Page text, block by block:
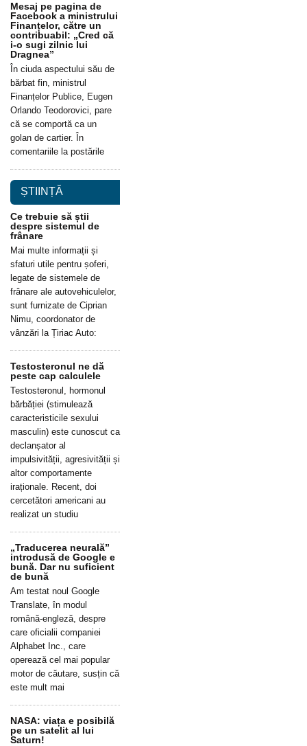
Mesaj pe pagina de
Facebook a ministrului
Finanțelor, către un
contribuabil: „Cred că
i-o sugi zilnic lui
Dragnea”
În ciuda aspectului său de
bărbat fin, ministrul
Finanțelor Publice, Eugen
Orlando Teodorovici, pare
că se comportă ca un
golan de cartier. În
comentariile la postările
ȘTIINȚĂ
Ce trebuie să știi
despre sistemul de
frânare
Mai multe informații și
sfaturi utile pentru șoferi,
legate de sistemele de
frânare ale autovehiculelor,
sunt furnizate de Ciprian
Nimu, coordonator de
vânzări la Țiriac Auto:
Testosteronul ne dă
peste cap calculele
Testosteronul, hormonul
bărbăției (stimulează
caracteristicile sexului
masculin) este cunoscut ca
declanșator al
impulsivității, agresivității și
altor comportamente
iraționale. Recent, doi
cercetători americani au
realizat un studiu
„Traducerea neurală”
introdusă de Google e
bună. Dar nu suficient
de bună
Am testat noul Google
Translate, în modul
română-engleză, despre
care oficialii companiei
Alphabet Inc., care
operează cel mai popular
motor de căutare, susțin că
este mult mai
NASA: viața e posibilă
pe un satelit al lui
Saturn!